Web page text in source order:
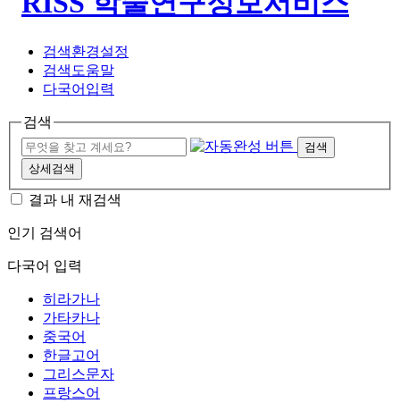
검색환경설정
검색도움말
다국어입력
검색
검색
상세검색
결과 내 재검색
인기 검색어
다국어 입력
히라가나
가타카나
중국어
한글고어
그리스문자
프랑스어